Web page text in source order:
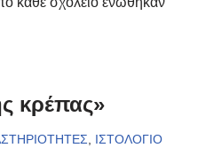
κρέπας»
, ΙΣΤΟΛΟΓΙΟ